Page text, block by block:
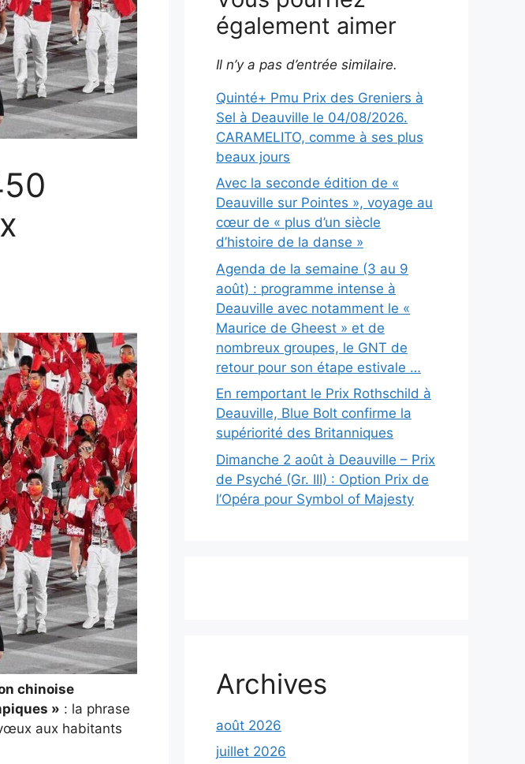
chinoise
» : la phrase
aux habitants
également aimer
Il n’y a pas d’entrée similaire.
Quinté+ Pmu Prix des Greniers à
Sel à Deauville le 04/08/2026.
CARAMELITO, comme à ses plus
beaux jours
Avec la seconde édition de «
Deauville sur Pointes », voyage au
cœur de « plus d’un siècle
d’histoire de la danse »
Agenda de la semaine (3 au 9
août) : programme intense à
Deauville avec notamment le «
Maurice de Gheest » et de
nombreux groupes, le GNT de
retour pour son étape estivale …
En remportant le Prix Rothschild à
Deauville, Blue Bolt confirme la
supériorité des Britanniques
Dimanche 2 août à Deauville – Prix
de Psyché (Gr. III) : Option Prix de
l’Opéra pour Symbol of Majesty
Archives
août 2026
juillet 2026